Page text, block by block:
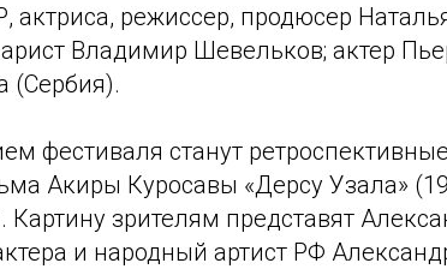
актриса, режиссер, продюсер
Владимир Шевельков; актер
(Сербия).
фестиваля станут
Акиры Куросавы «Дерсу Узала»
Картину зрителям представят
и народный артист РФ